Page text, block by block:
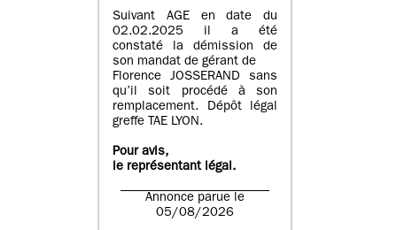
Suivant AGE en date du
02.02.2025 il a été
constaté la démission de
son mandat de gérant de
Florence JOSSERAND sans
qu’il soit procédé à son
remplacement. Dépôt légal
greffe TAE LYON.
Pour avis,
le représentant légal.
Annonce parue le
05/08/2026